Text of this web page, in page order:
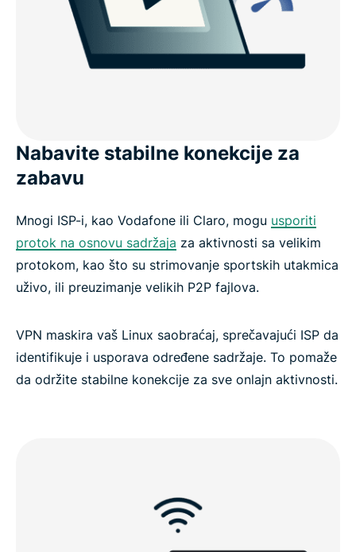
Nabavite stabilne konekcije za
zabavu
Mnogi ISP-i, kao Vodafone ili Claro, mogu usporiti
protok na osnovu sadržaja za aktivnosti sa velikim
protokom, kao što su strimovanje sportskih utakmica
uživo, ili preuzimanje velikih P2P fajlova.
VPN maskira vaš Linux saobraćaj, sprečavajući ISP da
identifikuje i usporava određene sadržaje. To pomaže
da održite stabilne konekcije za sve onlajn aktivnosti.